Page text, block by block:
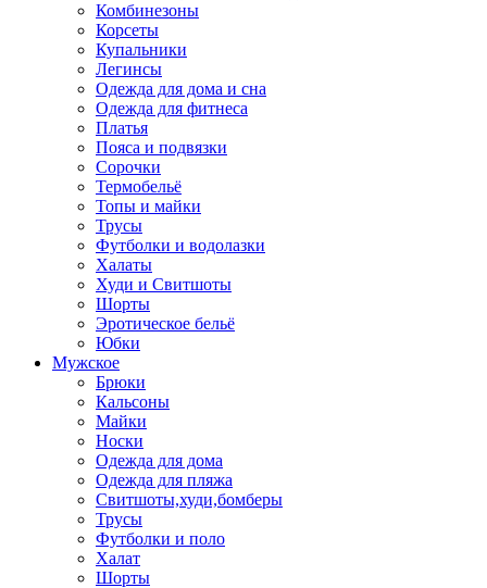
Комбинезоны
Корсеты
Купальники
Легинсы
Одежда для дома и сна
Одежда для фитнеса
Платья
Пояса и подвязки
Сорочки
Термобельё
Топы и майки
Трусы
Футболки и водолазки
Халаты
Худи и Свитшоты
Шорты
Эротическое бельё
Юбки
Мужское
Брюки
Кальсоны
Майки
Носки
Одежда для дома
Одежда для пляжа
Свитшоты,худи,бомберы
Трусы
Футболки и поло
Халат
Шорты